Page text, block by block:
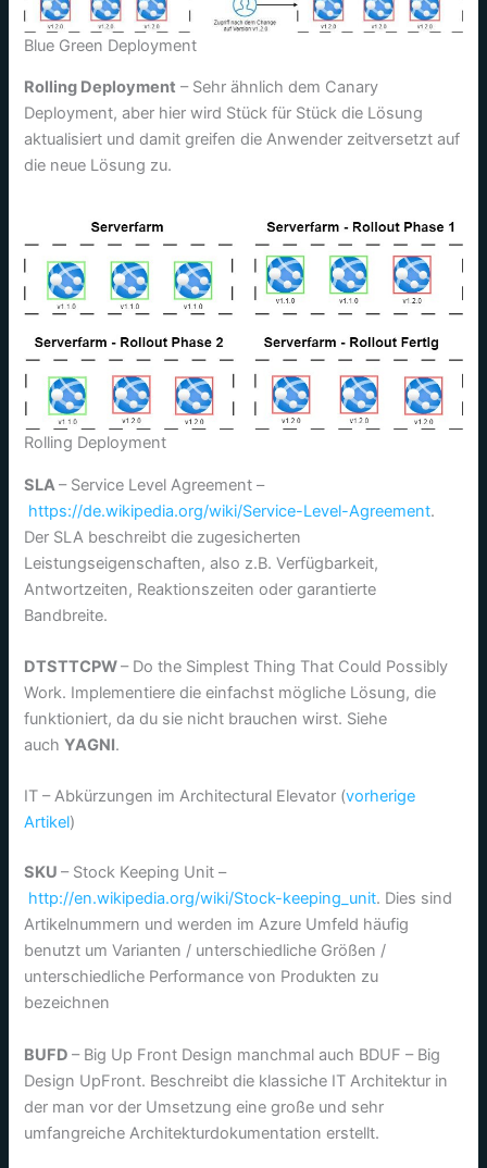
Blue Green Deployment
Rolling Deployment – Sehr ähnlich dem Canary
Deployment, aber hier wird Stück für Stück die Lösung
aktualisiert und damit greifen die Anwender zeitversetzt auf
die neue Lösung zu.
Rolling Deployment
SLA– Service Level Agreement –
https://de.wikipedia.org/wiki/Service-Level-Agreement.
Der SLA beschreibt die zugesicherten
Leistungseigenschaften, also z.B. Verfügbarkeit,
Antwortzeiten, Reaktionszeiten oder garantierte
Bandbreite.
DTSTTCPW– Do the Simplest Thing That Could Possibly
Work. Implementiere die einfachst mögliche Lösung, die
funktioniert, da du sie nicht brauchen wirst. Siehe
auchYAGNI.
IT – Abkürzungen im Architectural Elevator (vorherige
Artikel)
SKU– Stock Keeping Unit –
http://en.wikipedia.org/wiki/Stock-keeping_unit. Dies sind
Artikelnummern und werden im Azure Umfeld häufig
benutzt um Varianten / unterschiedliche Größen /
unterschiedliche Performance von Produkten zu
bezeichnen
BUFD– Big Up Front Design manchmal auch BDUF – Big
Design UpFront. Beschreibt die klassiche IT Architektur in
der man vor der Umsetzung eine große und sehr
umfangreiche Architekturdokumentation erstellt.